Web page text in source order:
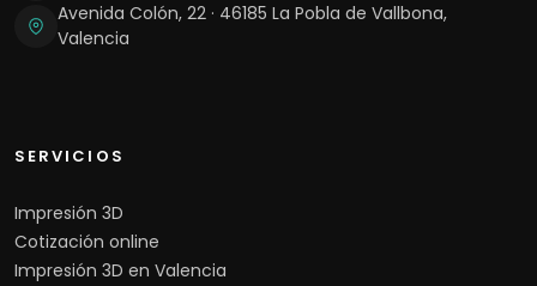
Avenida Colón, 22 · 46185 La Pobla de Vallbona,
Valencia
SERVICIOS
Impresión 3D
Cotización online
Impresión 3D en Valencia